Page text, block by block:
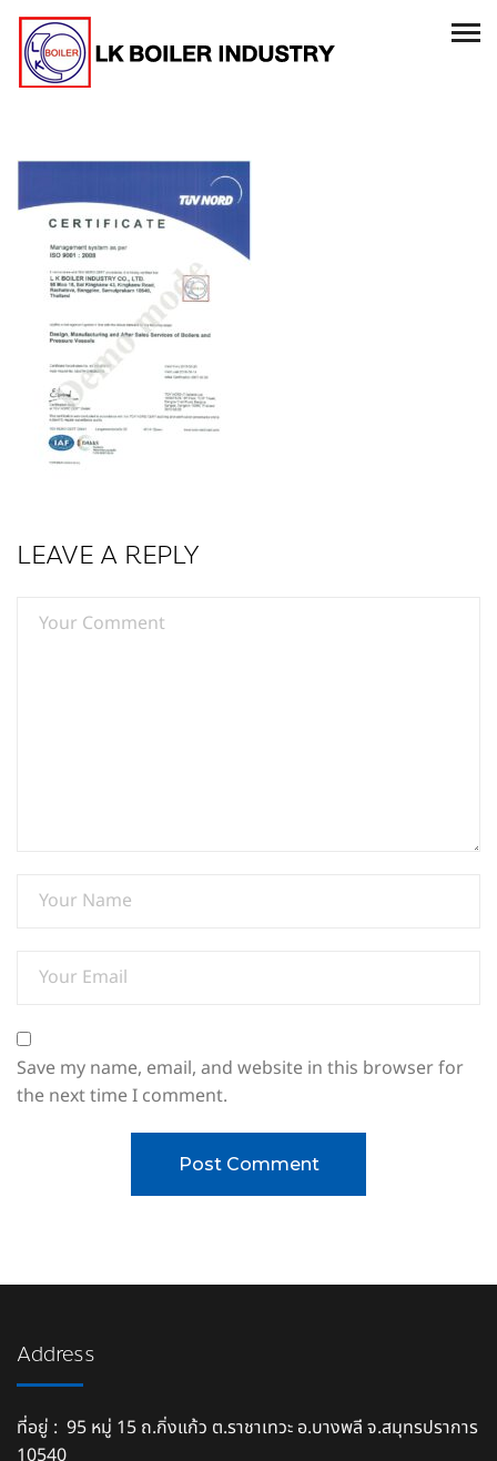
LEAVE A REPLY
Save my name, email, and website in this browser for
the next time I comment.
Address
ที่อยู่ : 95 หมู่ 15 ถ.กิ่งแก้ว ต.ราชาเทวะ อ.บางพลี จ.สมุทรปราการ
10540